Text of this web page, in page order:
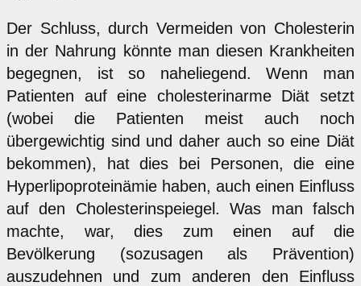
Der Schluss, durch Vermeiden von Cholesterin
in der Nahrung könnte man diesen Krankheiten
begegnen, ist so naheliegend. Wenn man
Patienten auf eine cholesterinarme Diät setzt
(wobei die Patienten meist auch noch
übergewichtig sind und daher auch so eine Diät
bekommen), hat dies bei Personen, die eine
Hyperlipoproteinämie haben, auch einen Einfluss
auf den Cholesterinspeiegel. Was man falsch
machte, war, dies zum einen auf die
Bevölkerung (sozusagen als Prävention)
auszudehnen und zum anderen den Einfluss